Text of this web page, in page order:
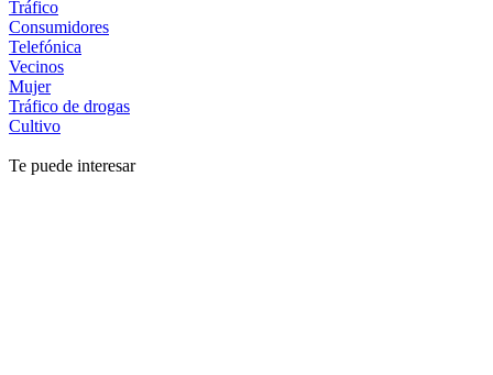
Tráfico
Consumidores
Telefónica
Vecinos
Mujer
Tráfico de drogas
Cultivo
Te puede interesar